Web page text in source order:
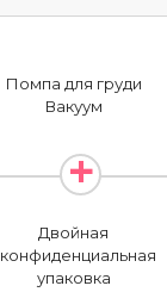
Помпа для груди
Вакуум
Двойная
конфиденциальная
упаковка